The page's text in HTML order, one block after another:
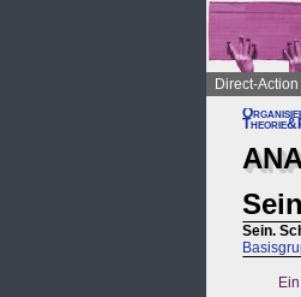
Direct-Action
Sein.